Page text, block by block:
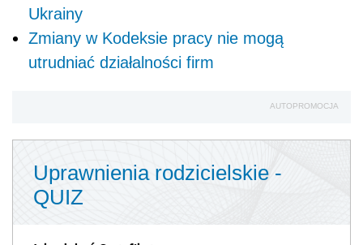
Ukrainy
Zmiany w Kodeksie pracy nie mogą
utrudniać działalności firm
AUTOPROMOCJA
Uprawnienia rodzicielskie -
QUIZ